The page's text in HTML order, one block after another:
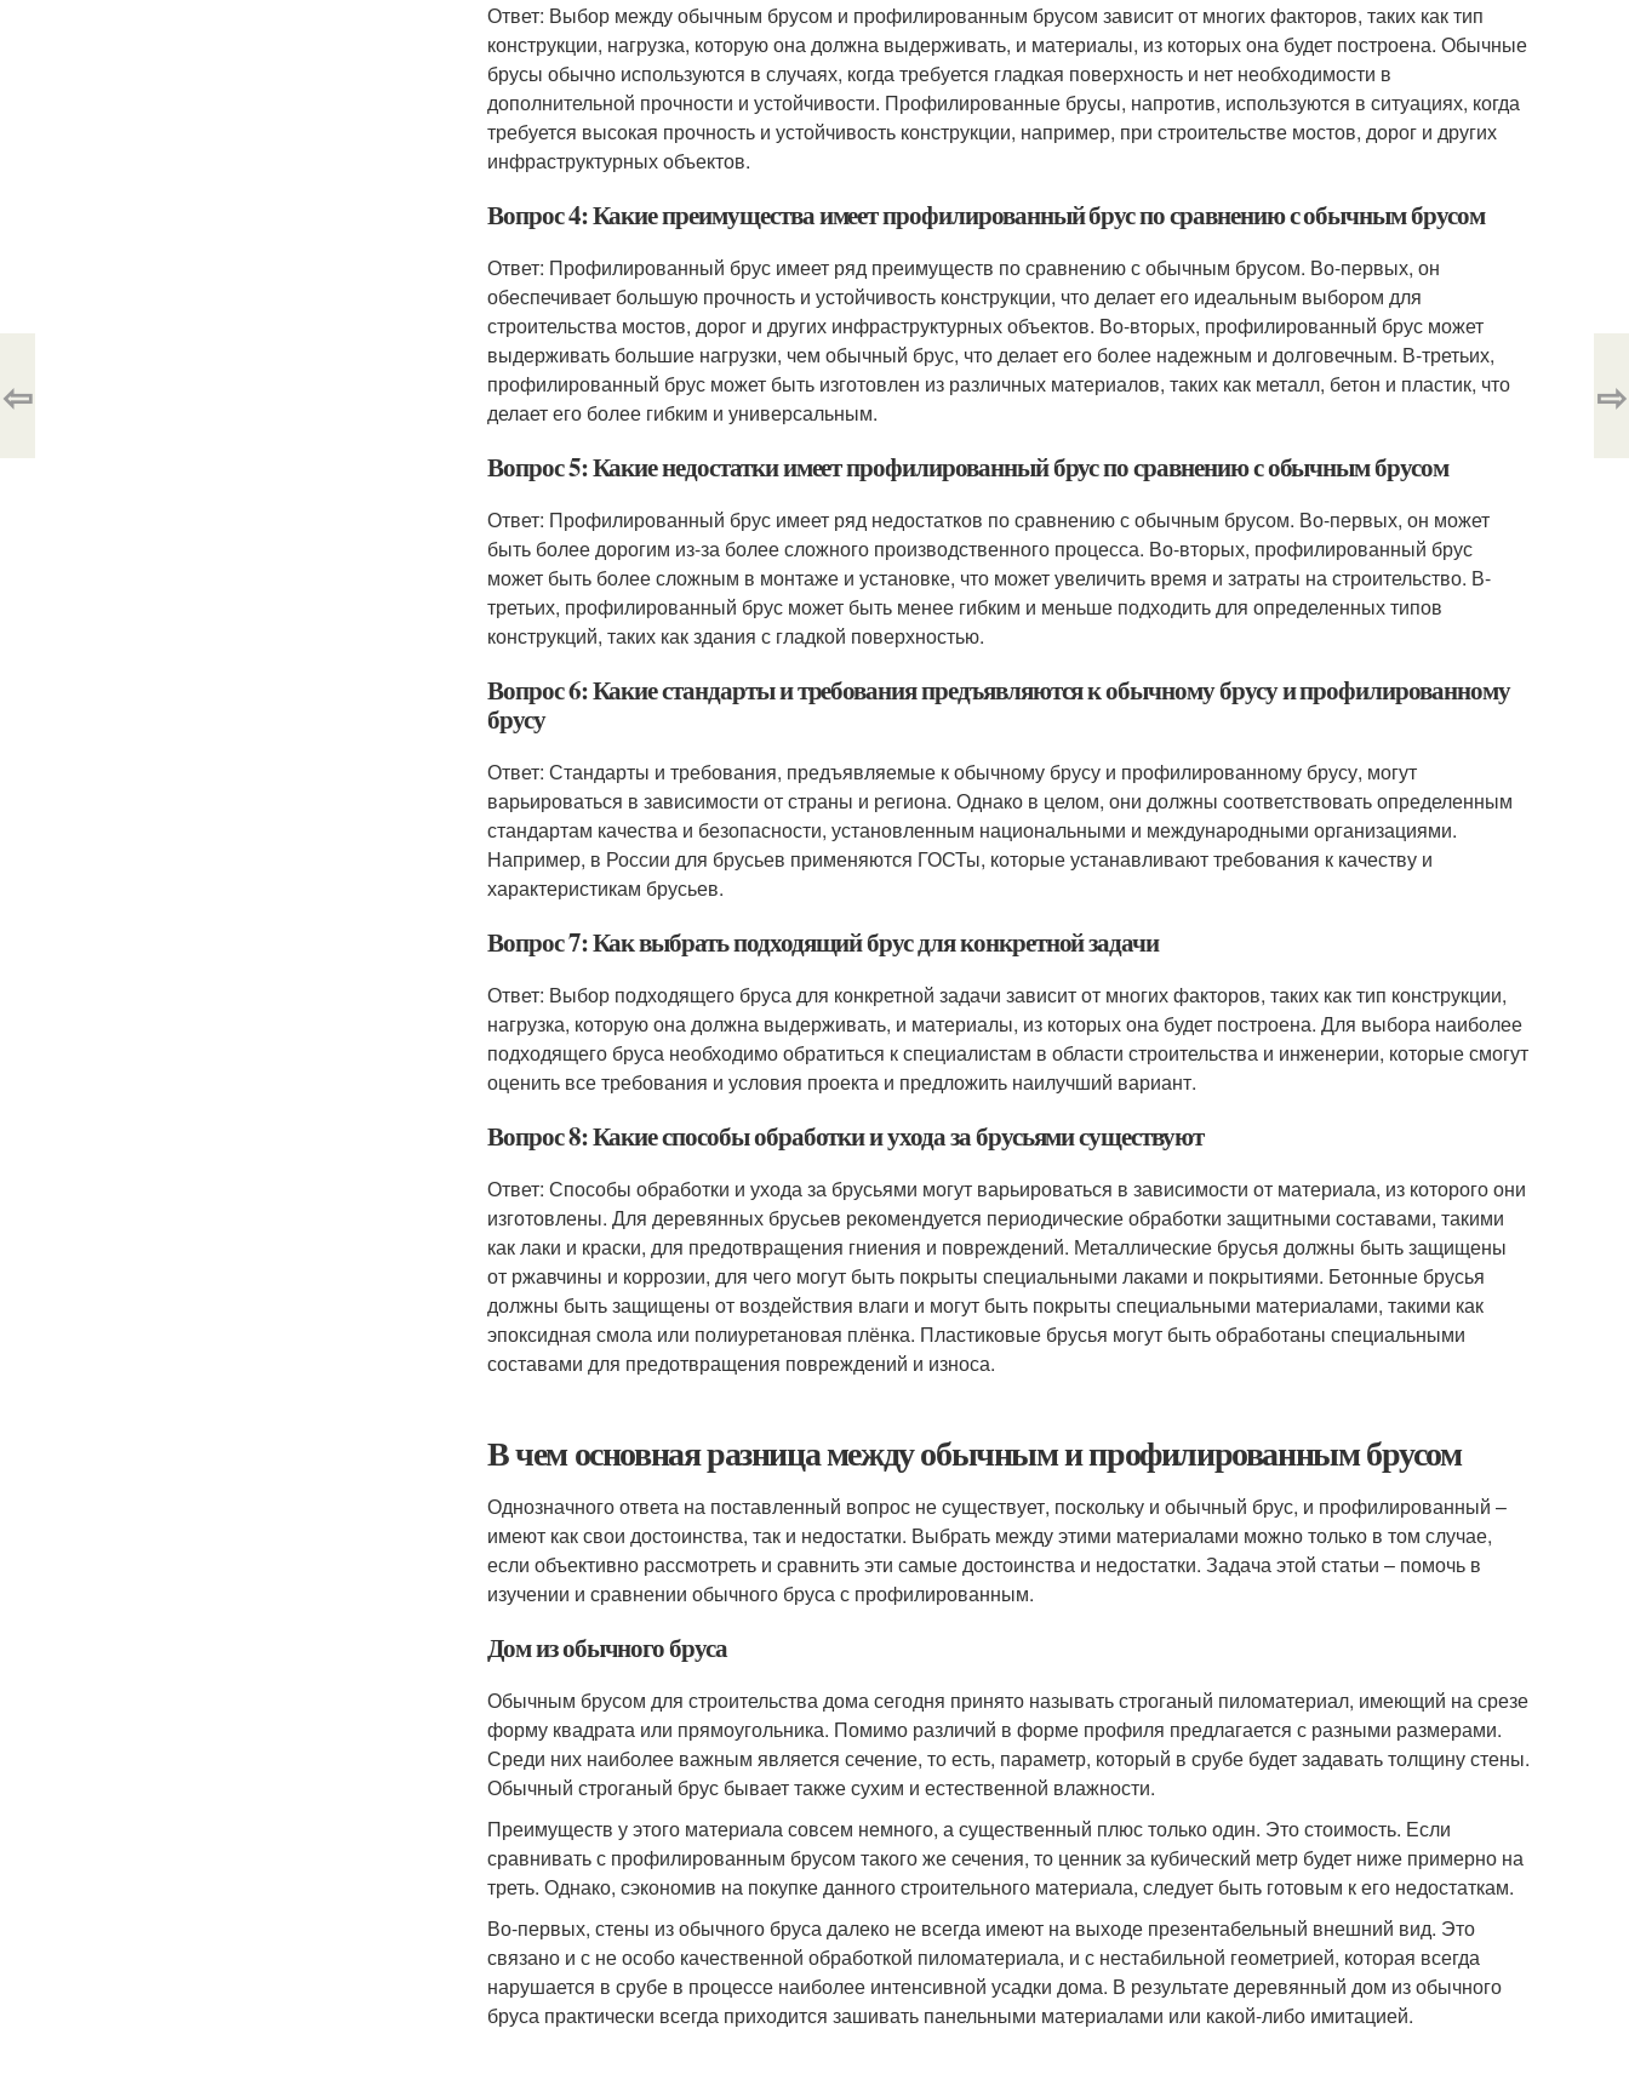
Ответ: Выбор между обычным брусом и профилированным брусом зависит от многих факторов, таких как тип
конструкции, нагрузка, которую она должна выдерживать, и материалы, из которых она будет построена. Обычные
брусы обычно используются в случаях, когда требуется гладкая поверхность и нет необходимости в
дополнительной прочности и устойчивости. Профилированные брусы, напротив, используются в ситуациях, когда
требуется высокая прочность и устойчивость конструкции, например, при строительстве мостов, дорог и других
инфраструктурных объектов.
Вопрос 4: Какие преимущества имеет профилированный брус по сравнению с обычным брусом
Ответ: Профилированный брус имеет ряд преимуществ по сравнению с обычным брусом. Во-первых, он
обеспечивает большую прочность и устойчивость конструкции, что делает его идеальным выбором для
строительства мостов, дорог и других инфраструктурных объектов. Во-вторых, профилированный брус может
выдерживать большие нагрузки, чем обычный брус, что делает его более надежным и долговечным. В-третьих,
профилированный брус может быть изготовлен из различных материалов, таких как металл, бетон и пластик, что
делает его более гибким и универсальным.
Вопрос 5: Какие недостатки имеет профилированный брус по сравнению с обычным брусом
Ответ: Профилированный брус имеет ряд недостатков по сравнению с обычным брусом. Во-первых, он может
быть более дорогим из-за более сложного производственного процесса. Во-вторых, профилированный брус
может быть более сложным в монтаже и установке, что может увеличить время и затраты на строительство. В-
третьих, профилированный брус может быть менее гибким и меньше подходить для определенных типов
конструкций, таких как здания с гладкой поверхностью.
Вопрос 6: Какие стандарты и требования предъявляются к обычному брусу и профилированному
брусу
Ответ: Стандарты и требования, предъявляемые к обычному брусу и профилированному брусу, могут
варьироваться в зависимости от страны и региона. Однако в целом, они должны соответствовать определенным
стандартам качества и безопасности, установленным национальными и международными организациями.
Например, в России для брусьев применяются ГОСТы, которые устанавливают требования к качеству и
характеристикам брусьев.
Вопрос 7: Как выбрать подходящий брус для конкретной задачи
Ответ: Выбор подходящего бруса для конкретной задачи зависит от многих факторов, таких как тип конструкции,
нагрузка, которую она должна выдерживать, и материалы, из которых она будет построена. Для выбора наиболее
подходящего бруса необходимо обратиться к специалистам в области строительства и инженерии, которые смогут
оценить все требования и условия проекта и предложить наилучший вариант.
Вопрос 8: Какие способы обработки и ухода за брусьями существуют
Ответ: Способы обработки и ухода за брусьями могут варьироваться в зависимости от материала, из которого они
изготовлены. Для деревянных брусьев рекомендуется периодические обработки защитными составами, такими
как лаки и краски, для предотвращения гниения и повреждений. Металлические брусья должны быть защищены
от ржавчины и коррозии, для чего могут быть покрыты специальными лаками и покрытиями. Бетонные брусья
должны быть защищены от воздействия влаги и могут быть покрыты специальными материалами, такими как
эпоксидная смола или полиуретановая плёнка. Пластиковые брусья могут быть обработаны специальными
составами для предотвращения повреждений и износа.
В чем основная разница между обычным и профилированным брусом
Однозначного ответа на поставленный вопрос не существует, поскольку и обычный брус, и профилированный –
имеют как свои достоинства, так и недостатки. Выбрать между этими материалами можно только в том случае,
если объективно рассмотреть и сравнить эти самые достоинства и недостатки. Задача этой статьи – помочь в
изучении и сравнении обычного бруса с профилированным.
Дом из обычного бруса
Обычным брусом для строительства дома сегодня принято называть строганый пиломатериал, имеющий на срезе
форму квадрата или прямоугольника. Помимо различий в форме профиля предлагается с разными размерами.
Среди них наиболее важным является сечение, то есть, параметр, который в срубе будет задавать толщину стены.
Обычный строганый брус бывает также сухим и естественной влажности.
Преимуществ у этого материала совсем немного, а существенный плюс только один. Это стоимость. Если
сравнивать с профилированным брусом такого же сечения, то ценник за кубический метр будет ниже примерно на
треть. Однако, сэкономив на покупке данного строительного материала, следует быть готовым к его недостаткам.
Во-первых, стены из обычного бруса далеко не всегда имеют на выходе презентабельный внешний вид. Это
связано и с не особо качественной обработкой пиломатериала, и с нестабильной геометрией, которая всегда
нарушается в срубе в процессе наиболее интенсивной усадки дома. В результате деревянный дом из обычного
бруса практически всегда приходится зашивать панельными материалами или какой-либо имитацией.
⇦ ⇨